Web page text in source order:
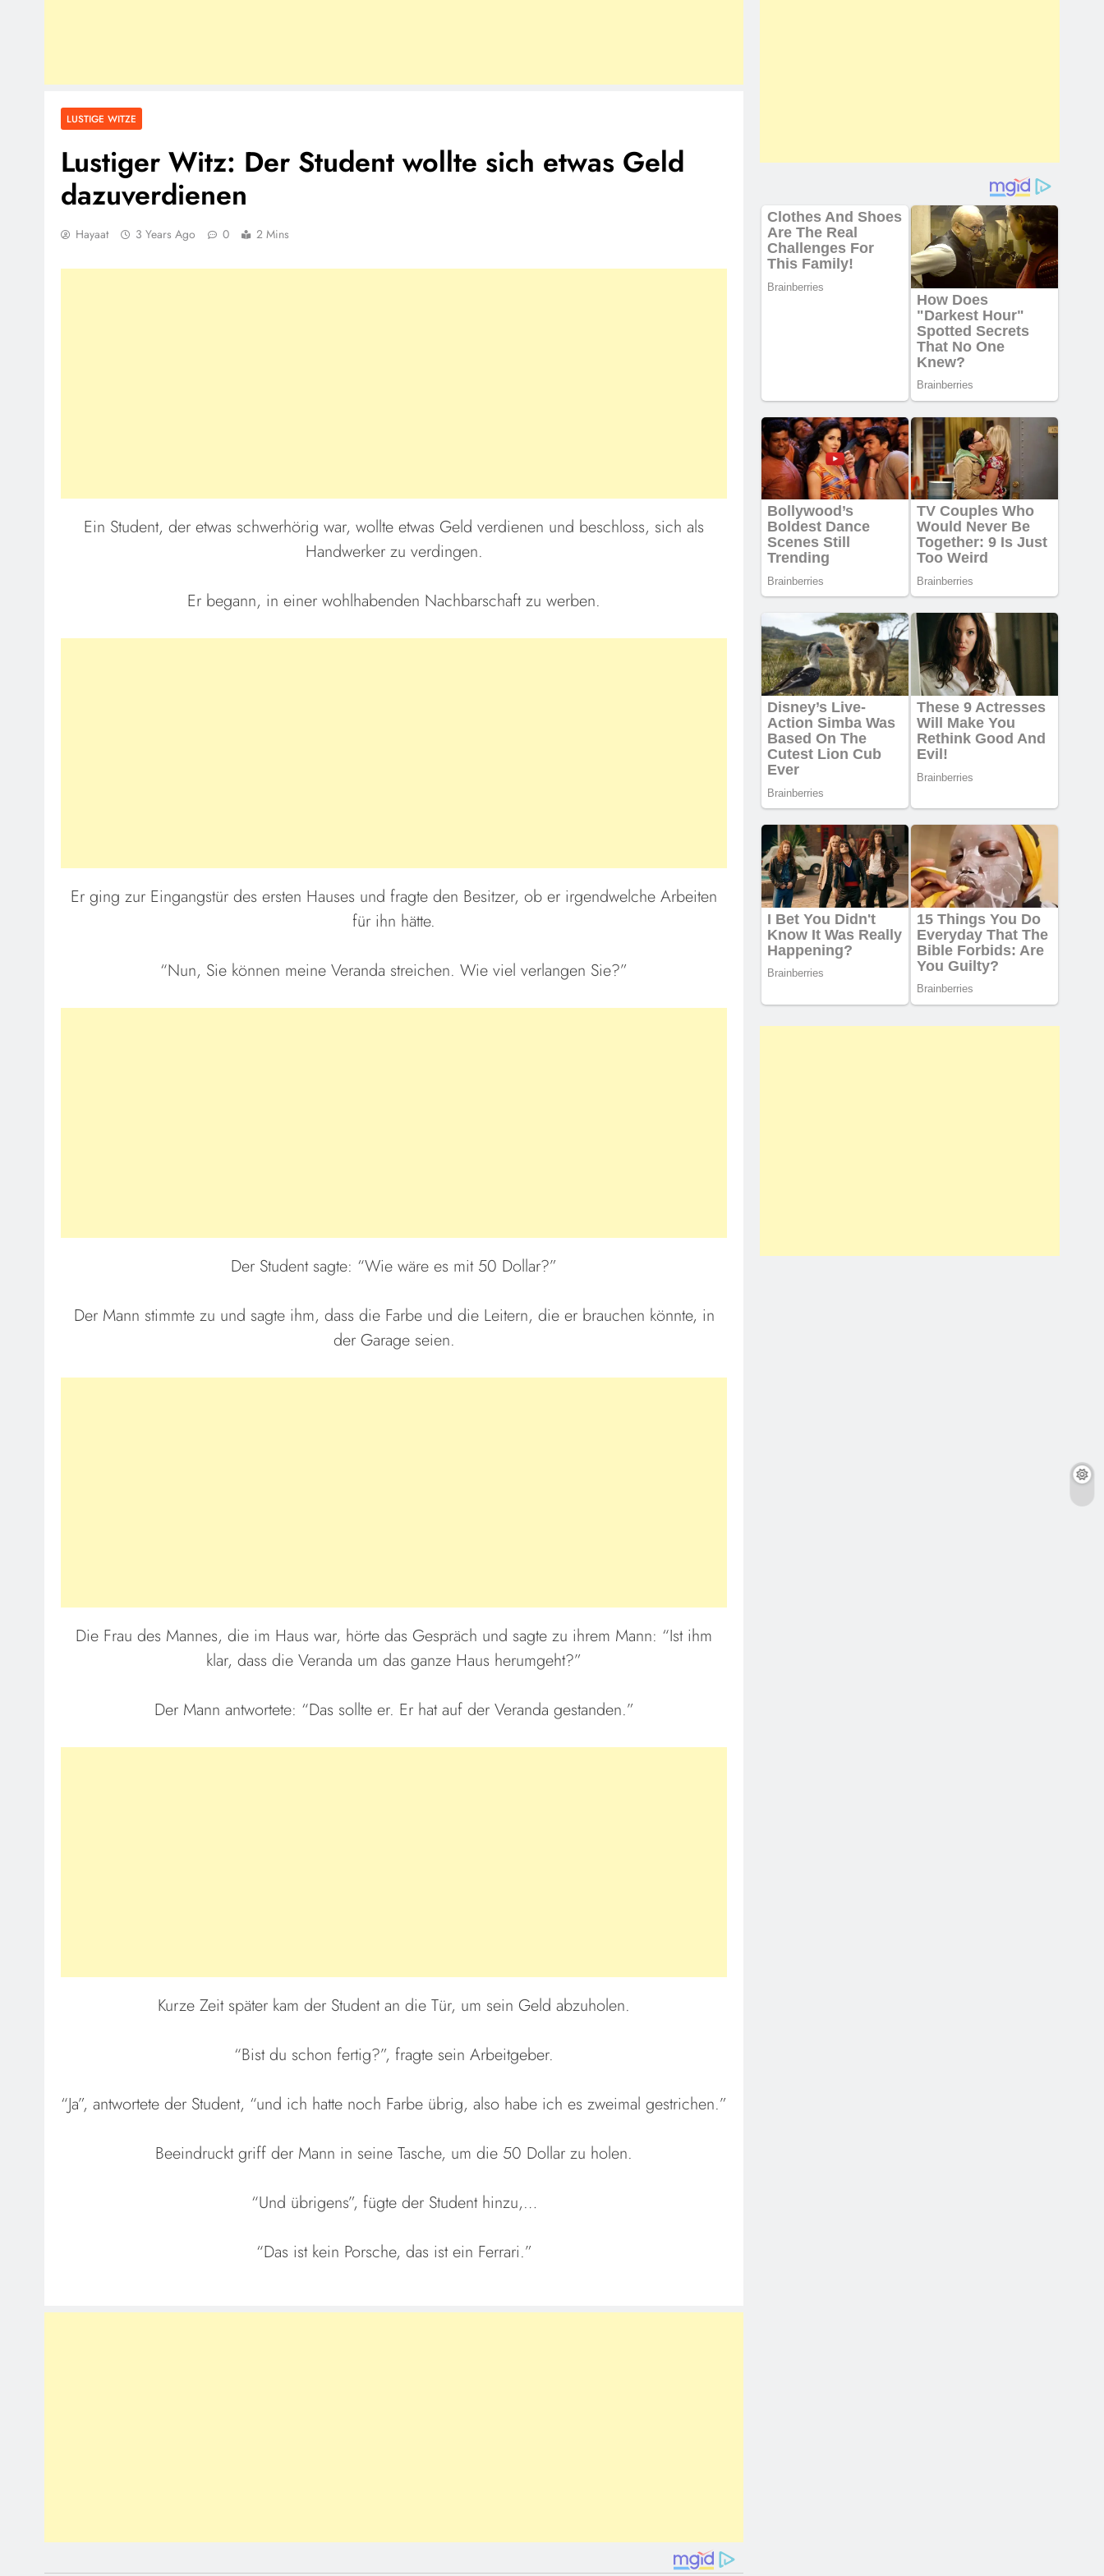
LUSTIGE WITZE
Lustiger Witz: Der Student wollte sich etwas Geld
dazuverdienen
Hayaat 3 Years Ago 0 2 Mins
Ein Student, der etwas schwerhörig war, wollte etwas Geld verdienen und beschloss, sich als
Handwerker zu verdingen.
Er begann, in einer wohlhabenden Nachbarschaft zu werben.
Er ging zur Eingangstür des ersten Hauses und fragte den Besitzer, ob er irgendwelche Arbeiten
für ihn hätte.
“Nun, Sie können meine Veranda streichen. Wie viel verlangen Sie?”
Der Student sagte: “Wie wäre es mit 50 Dollar?”
Der Mann stimmte zu und sagte ihm, dass die Farbe und die Leitern, die er brauchen könnte, in
der Garage seien.
Die Frau des Mannes, die im Haus war, hörte das Gespräch und sagte zu ihrem Mann: “Ist ihm
klar, dass die Veranda um das ganze Haus herumgeht?”
Der Mann antwortete: “Das sollte er. Er hat auf der Veranda gestanden.”
Kurze Zeit später kam der Student an die Tür, um sein Geld abzuholen.
“Bist du schon fertig?”, fragte sein Arbeitgeber.
“Ja”, antwortete der Student, “und ich hatte noch Farbe übrig, also habe ich es zweimal gestrichen.”
Beeindruckt griff der Mann in seine Tasche, um die 50 Dollar zu holen.
“Und übrigens”, fügte der Student hinzu,…
“Das ist kein Porsche, das ist ein Ferrari.”